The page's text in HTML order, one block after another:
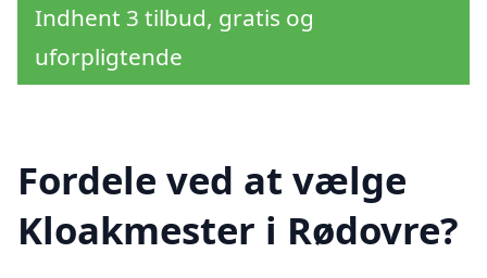
Indhent 3 tilbud, gratis og
uforpligtende
Fordele ved at vælge
Kloakmester i Rødovre?